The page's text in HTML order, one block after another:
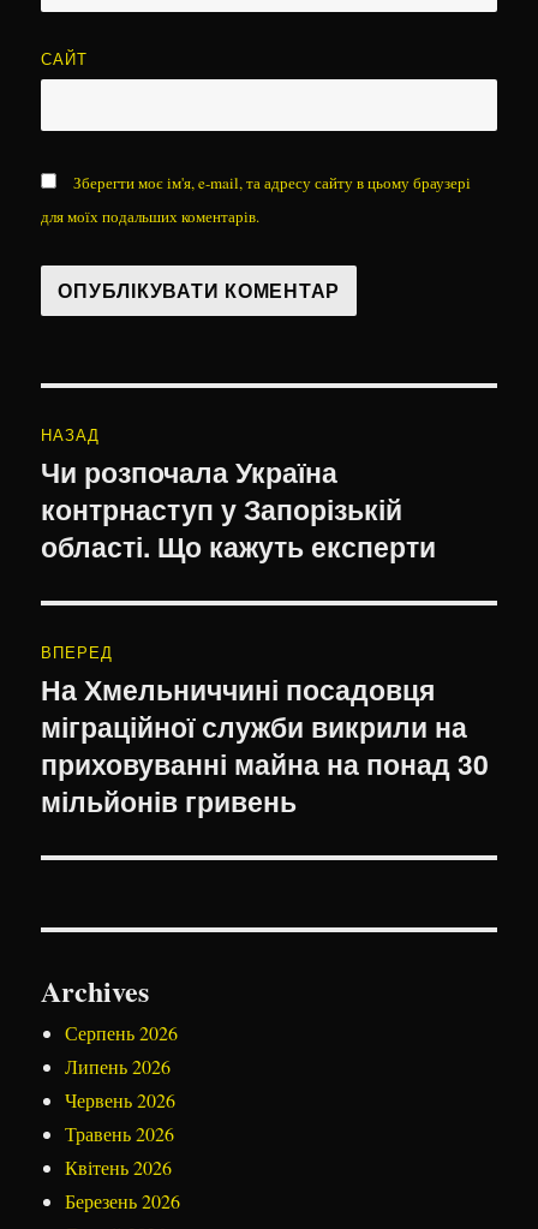
САЙТ
Зберегти моє ім'я, e-mail, та адресу сайту в цьому браузері
для моїх подальших коментарів.
записів
НАЗАД
Попередній
запис:
Чи розпочала Україна
контрнаступ у Запорізькій
області. Що кажуть експерти
ВПЕРЕД
Наступний
запис:
На Хмельниччині посадовця
міграційної служби викрили на
приховуванні майна на понад 30
мільйонів гривень
Archives
Серпень 2026
Липень 2026
Червень 2026
Травень 2026
Квітень 2026
Березень 2026